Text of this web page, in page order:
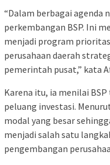
“Dalam berbagai agenda
perkembangan BSP. Ini
menjadi program
perusahaan daerah
pemerintah pusat,” kata
Karena itu, ia menilai
peluang investasi.
modal yang besar
menjadi salah satu
pengembangan